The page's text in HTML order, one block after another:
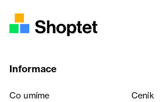
Informace
Co umíme
Ceník